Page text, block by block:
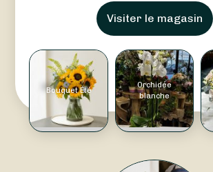
Visiter le magasin
Bouquet Été
Orchidée
blanche